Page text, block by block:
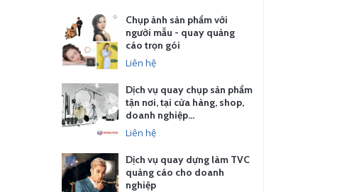
Chụp ảnh sản phẩm với
người mẫu - quay quảng
cáo trọn gói
Liên hệ
Dịch vụ quay chụp sản phẩm
tận nơi, tại cửa hàng, shop,
doanh nghiệp…
Liên hệ
Dịch vụ quay dựng làm TVC
quảng cáo cho doanh
nghiệp